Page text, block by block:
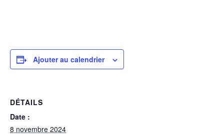
Ajouter au calendrier
DÉTAILS
Date :
8 novembre 2024